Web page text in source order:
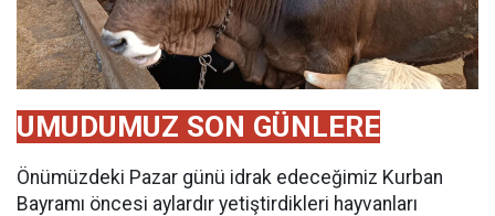
UMUDUMUZ SON GÜNLERE
Önümüzdeki Pazar günü idrak edeceğimiz Kurban
Bayramı öncesi aylardır yetiştirdikleri hayvanları